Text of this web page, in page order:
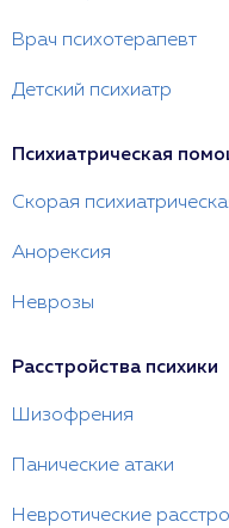
Врач психотерапевт
Детский психиатр
Психиатрическая
Скорая
Анорексия
Неврозы
Расстройства психики
Шизофрения
Панические атаки
Невротические